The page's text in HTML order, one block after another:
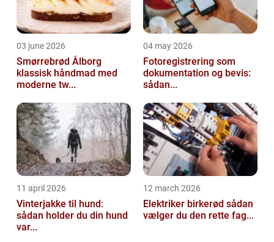
03 june 2026
Smørrebrød Ålborg
klassisk håndmad med
moderne tw...
04 may 2026
Fotoregistrering som
dokumentation og bevis:
sådan...
11 april 2026
Vinterjakke til hund:
sådan holder du din hund
var...
12 march 2026
Elektriker birkerød sådan
vælger du den rette fag...